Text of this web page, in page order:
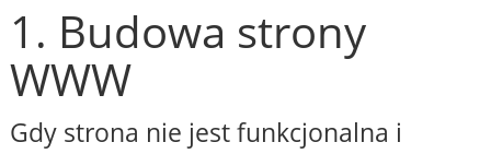
1. Budowa strony
WWW
Gdy strona nie jest funkcjonalna i